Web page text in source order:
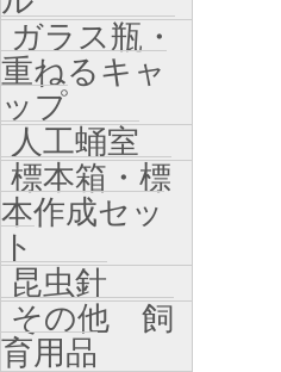
ガラス瓶・
重ねるキャ
ップ
人工蛹室
標本箱・標
本作成セッ
ト
昆虫針
その他 飼
育用品